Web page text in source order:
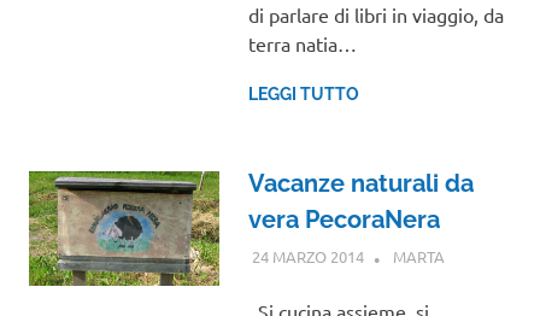
di parlare di libri in viaggio, da
terra natia…
LEGGI TUTTO
Vacanze naturali da
vera PecoraNera
24 MARZO 2014 MARTA